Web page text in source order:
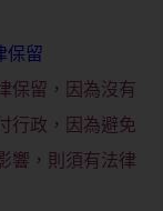
保留
保留，因為沒有
行政，因為避免
響，則須有法律